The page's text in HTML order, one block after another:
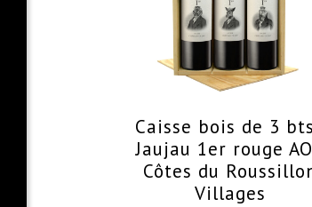
Caisse bois de 3
Jaujau 1er rouge
Côtes du
Villages